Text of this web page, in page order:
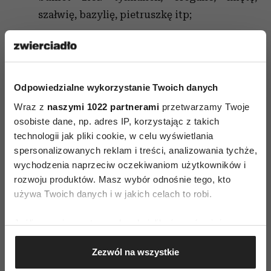
Odpowiedzialne wykorzystanie Twoich danych
Wraz z naszymi 1022 partnerami przetwarzamy Twoje
osobiste dane, np. adres IP, korzystając z takich
technologii jak pliki cookie, w celu wyświetlania
spersonalizowanych reklam i treści, analizowania tychże,
wychodzenia naprzeciw oczekiwaniom użytkowników i
rozwoju produktów. Masz wybór odnośnie tego, kto
używa Twoich danych i w jakich celach to robi.
Jeśli wyrazisz na to zgodę, chcielibyśmy również:
Gromadzić dane dotyczące Twojej lokalizacji
geograficznej z dokładnością nawet do kilku metrów
Identyfikować Twoje urządzenie, aktywnie
Zezwól na wszystkie
szałwię, bazylię, pietruszkę itp;
oliwę, oleje tłoczone na zimno, przyprawy;
Przed każdym uczestnikiem kładziemy deseczkę,
noże, naczynie do zrobienia sosu, miskę na
sałatę.
Każdy sam wybiera składniki z tego, co na stole,
smakuje i wymyśla swoją sałatkę.
długiego wieczoru, przy dobrej rozmowie
i kieliszku wyśmienitego wina.